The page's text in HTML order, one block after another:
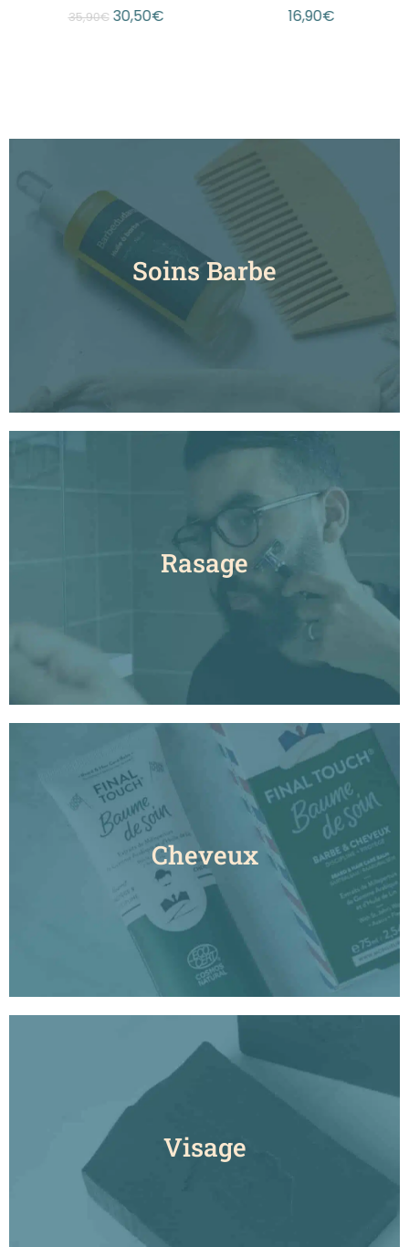
35,90€ 30,50€ 16,90€
Soins Barbe
Rasage
Cheveux
Visage